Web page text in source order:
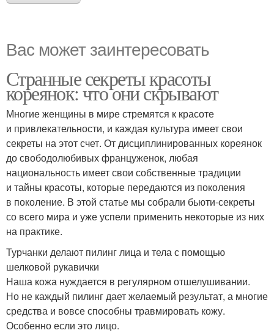
Вас может заинтересовать
Странные секреты красоты
кореянок: что они скрывают
Многие женщины в мире стремятся к красоте
и привлекательности, и каждая культура имеет свои
секреты на этот счет. От дисциплинированных кореянок
до свободолюбивых француженок, любая
национальность имеет свои собственные традиции
и тайны красоты, которые передаются из поколения
в поколение. В этой статье мы собрали бьюти-секреты
со всего мира и уже успели применить некоторые из них
на практике.
Турчанки делают пилинг лица и тела с помощью
шелковой рукавички
Наша кожа нуждается в регулярном отшелушивании.
Но не каждый пилинг дает желаемый результат, а многие
средства и вовсе способны травмировать кожу.
Особенно если это лицо.